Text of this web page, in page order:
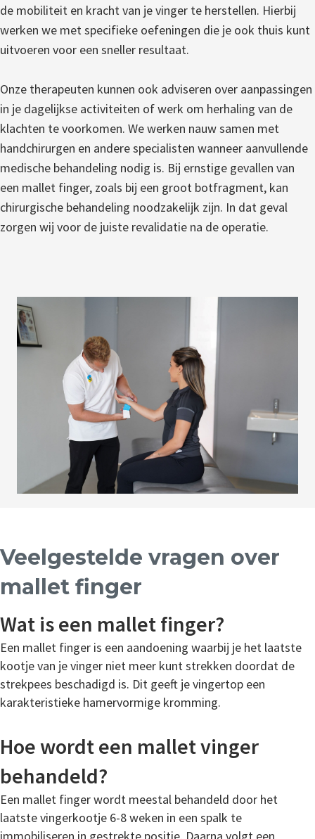
de mobiliteit en kracht van je vinger te herstellen. Hierbij
werken we met specifieke oefeningen die je ook thuis kunt
uitvoeren voor een sneller resultaat.
Onze therapeuten kunnen ook adviseren over aanpassingen
in je dagelijkse activiteiten of werk om herhaling van de
klachten te voorkomen. We werken nauw samen met
handchirurgen en andere specialisten wanneer aanvullende
medische behandeling nodig is. Bij ernstige gevallen van
een mallet finger, zoals bij een groot botfragment, kan
chirurgische behandeling noodzakelijk zijn. In dat geval
zorgen wij voor de juiste revalidatie na de operatie.
Veelgestelde vragen over
mallet finger
Wat is een mallet finger?
Een mallet finger is een aandoening waarbij je het laatste
kootje van je vinger niet meer kunt strekken doordat de
strekpees beschadigd is. Dit geeft je vingertop een
karakteristieke hamervormige kromming.
Hoe wordt een mallet vinger
behandeld?
Een mallet finger wordt meestal behandeld door het
laatste vingerkootje 6-8 weken in een spalk te